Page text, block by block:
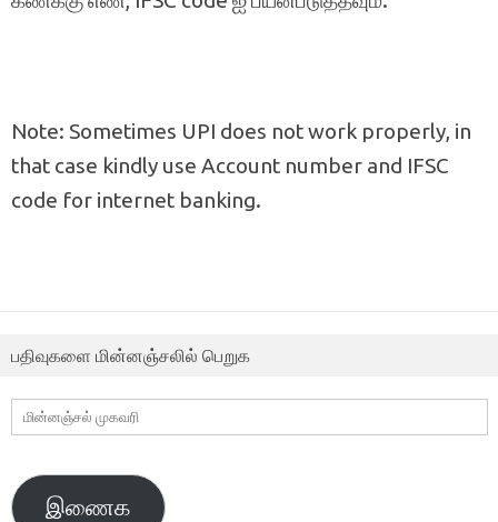
Note: Sometimes UPI does not work properly, in
that case kindly use Account number and IFSC
code for internet banking.
பதிவுகளை மின்னஞ்சலில் பெறுக
மின்னஞ்சல்
முகவரி
இணைக